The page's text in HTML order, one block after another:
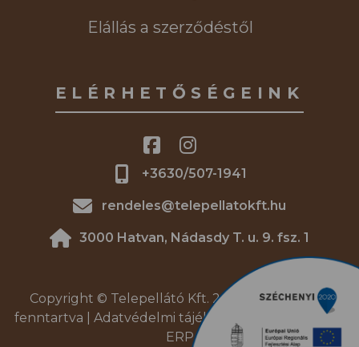
Elállás a szerződéstől
ELÉRHETŐSÉGEINK
+3630/507-1941
rendeles@telepellatokft.hu
3000 Hatvan, Nádasdy T. u. 9. fsz. 1
Copyright © Telepellátó Kft. 2026. | Minden jog
fenntartva | Adatvédelmi tájékoztató
DREAM4SYS
ERP